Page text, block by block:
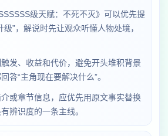
级天赋：不死不灭》可以优先提
”，解说时先让观众听懂人物处境，
发、收益和代价，避免开头堆积背景
答“主角现在要解决什么”。
或章节信息，应优先用原文事实替换
辨识度的一条主线。